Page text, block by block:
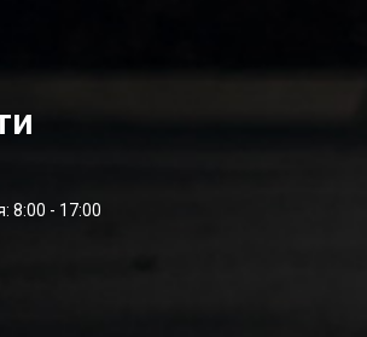
8:00 - 17:00